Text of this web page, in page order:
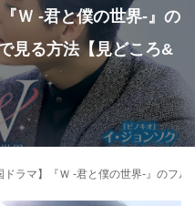
Ｗ -君と僕の世界-』の
見る方法【見どころ&
ドラマ】『Ｗ -君と僕の世界-』のフ